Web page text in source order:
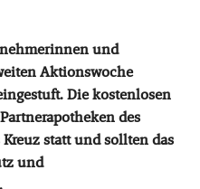
und
Aktionswoche
Die kostenlosen
des
statt und sollten das
und